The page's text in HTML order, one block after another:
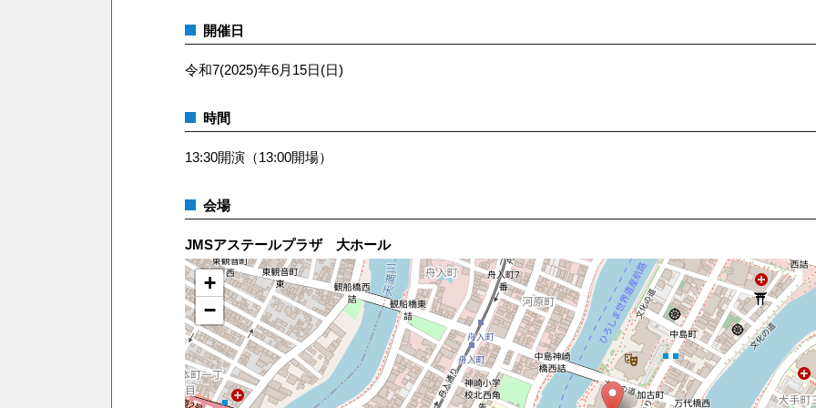
開催日
令和7(2025)年6月15日(日)
時間
13:30開演（13:00開場）
会場
JMSアステールプラザ 大ホール
+
−